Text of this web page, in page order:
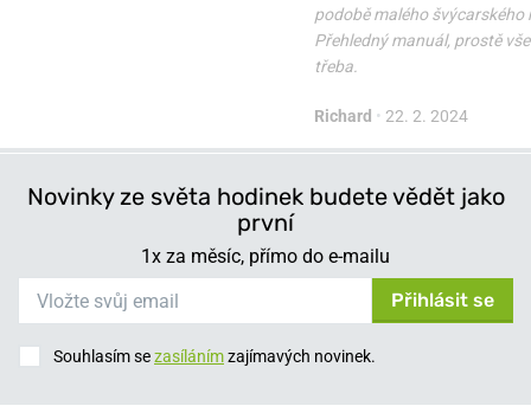
podobě malého švýcarského
Přehledný manuál, prostě
třeba.
Richard • 22. 2. 2024
Novinky ze světa hodinek budete vědět jako
první
1x za měsíc, přímo do e-mailu
Přihlásit se
Souhlasím sezasílánímzajímavých novinek.